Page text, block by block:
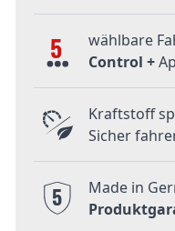
5 wählbare
Control +
Kraftstoff
Sicher
5
Made in